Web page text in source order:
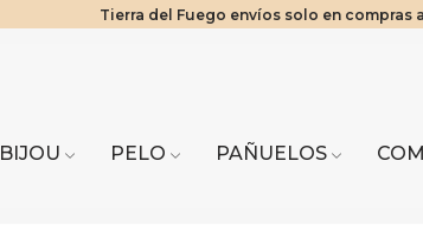
¡Beneficios Exclusivos! 20% OFF a partir de
Envío Gratis en compras superiores a $150.000
Tierra del Fuego envíos solo en compras
Mínimo de
BIJOU PELO PAÑUELOS